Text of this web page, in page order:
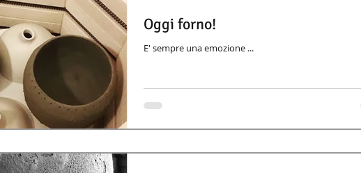
Oggi forno!
E' sempre una emozione ...